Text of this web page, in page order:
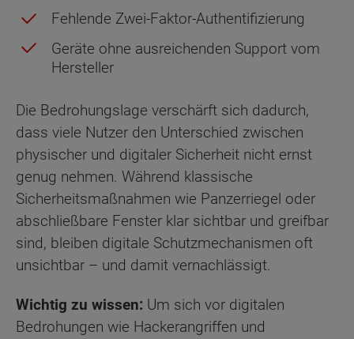
Fehlende Zwei-Faktor-Authentifizierung
Geräte ohne ausreichenden Support vom
Hersteller
Die Bedrohungslage verschärft sich dadurch,
dass viele Nutzer den Unterschied zwischen
physischer und digitaler Sicherheit nicht ernst
genug nehmen. Während klassische
Sicherheitsmaßnahmen wie Panzerriegel oder
abschließbare Fenster klar sichtbar und greifbar
sind, bleiben digitale Schutzmechanismen oft
unsichtbar – und damit vernachlässigt.
Wichtig zu wissen: Um sich vor digitalen
Bedrohungen wie Hackerangriffen und